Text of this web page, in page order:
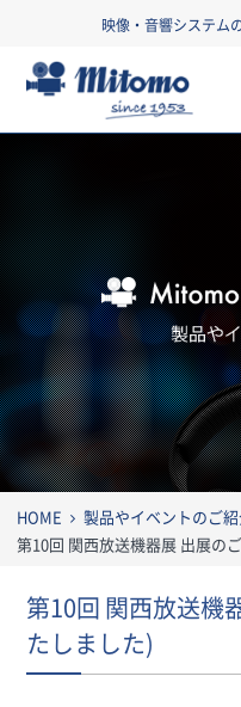
映像・音響システム
HOME
製品やイベントのご
第10回 関西放送機器展 出展の
第10回 関西放送機
たしました)